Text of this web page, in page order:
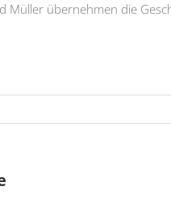
Müller übernehmen die